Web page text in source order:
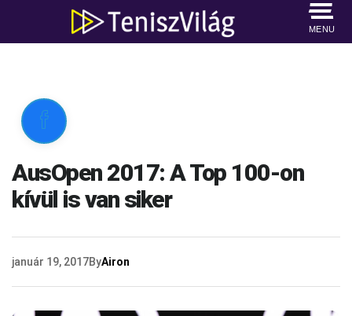
MENU

AusOpen 2017: A Top 100-on
kívül is van siker
január 19, 2017ByAiron